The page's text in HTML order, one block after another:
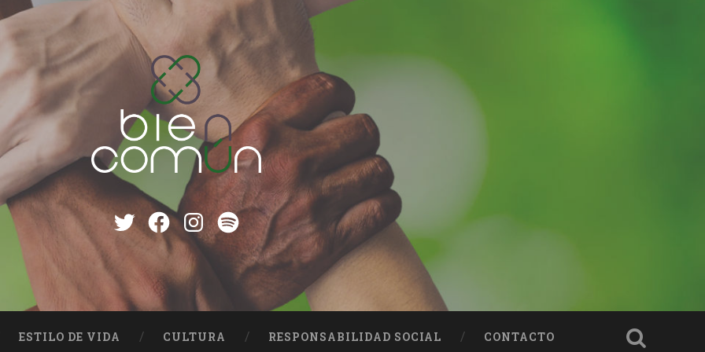
TwitterFacebook
instagram
Spotify
ESTILO DE VIDA CULTURA RESPONSABILIDAD SOCIAL CONTACTO